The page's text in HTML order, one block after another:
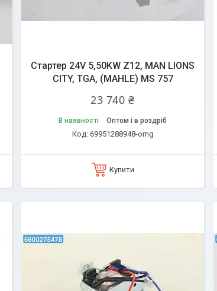
Стартер 24V 5,50KW Z12, MAN LIONS
CITY, TGA, (MAHLE) MS 757
23 740 ₴
В наявності Оптом і в роздріб
69951288948-omg
Купити